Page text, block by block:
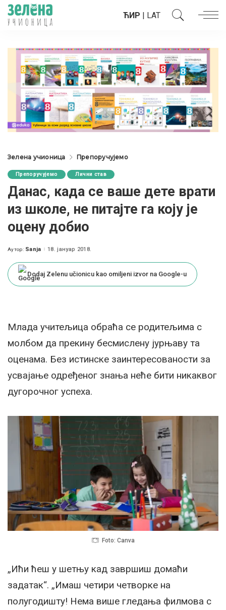
ЋИР | LAT
Зелена учионица Препоручујемо
Препоручујемо Лични став
Данас, када се ваше дете врати
из школе, не питајте га коју је
оцену добио
Posted
Аутор: Sanja 18. јануар 2018.
Dodaj Zelenu učionicu kao omiljeni izvor na Google-u
Млада учитељица обраћа се родитељима с
молбом да прекину бесмислену јурњаву та
оценама. Без истинске заинтересованости за
усвајање одређеног знања неће бити никаквог
дугорочног успеха.
Foto: Canva
„Ићи ћеш у шетњу кад завршиш домаћи
задатак“. „Имаш четири четворке на
полугодишту! Нема више гледања филмова с